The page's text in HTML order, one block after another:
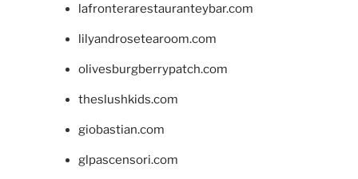
lafronterarestauranteybar.com
lilyandrosetearoom.com
olivesburgberrypatch.com
theslushkids.com
giobastian.com
glpascensori.com